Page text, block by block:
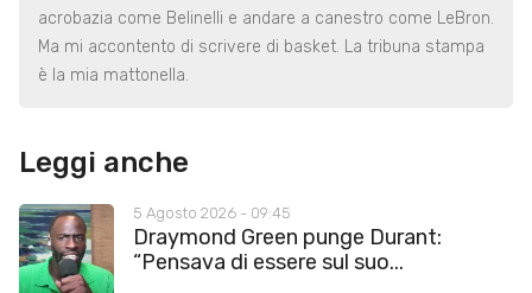
acrobazia come Belinelli e andare a canestro come LeBron.
Ma mi accontento di scrivere di basket. La tribuna stampa
è la mia mattonella.
Leggi anche
5 Agosto 2026 - 09:45
Draymond Green punge Durant:
“Pensava di essere sul suo...